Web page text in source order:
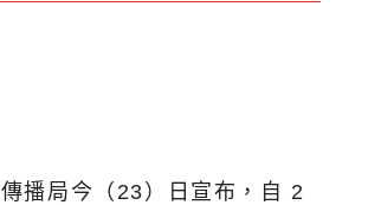
播局今（23）日宣布，自 2